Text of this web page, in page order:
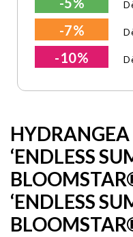
-7%
-10%
‘ENDLESS
‘ENDLESS